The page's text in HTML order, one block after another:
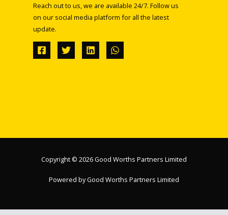
Reach out to us, we are available 24/7. Follow us
on our social media platform for all the latest
update.
Copyright © 2026 Good Worths Partners Limited
Powered by Good Worths Partners Limited